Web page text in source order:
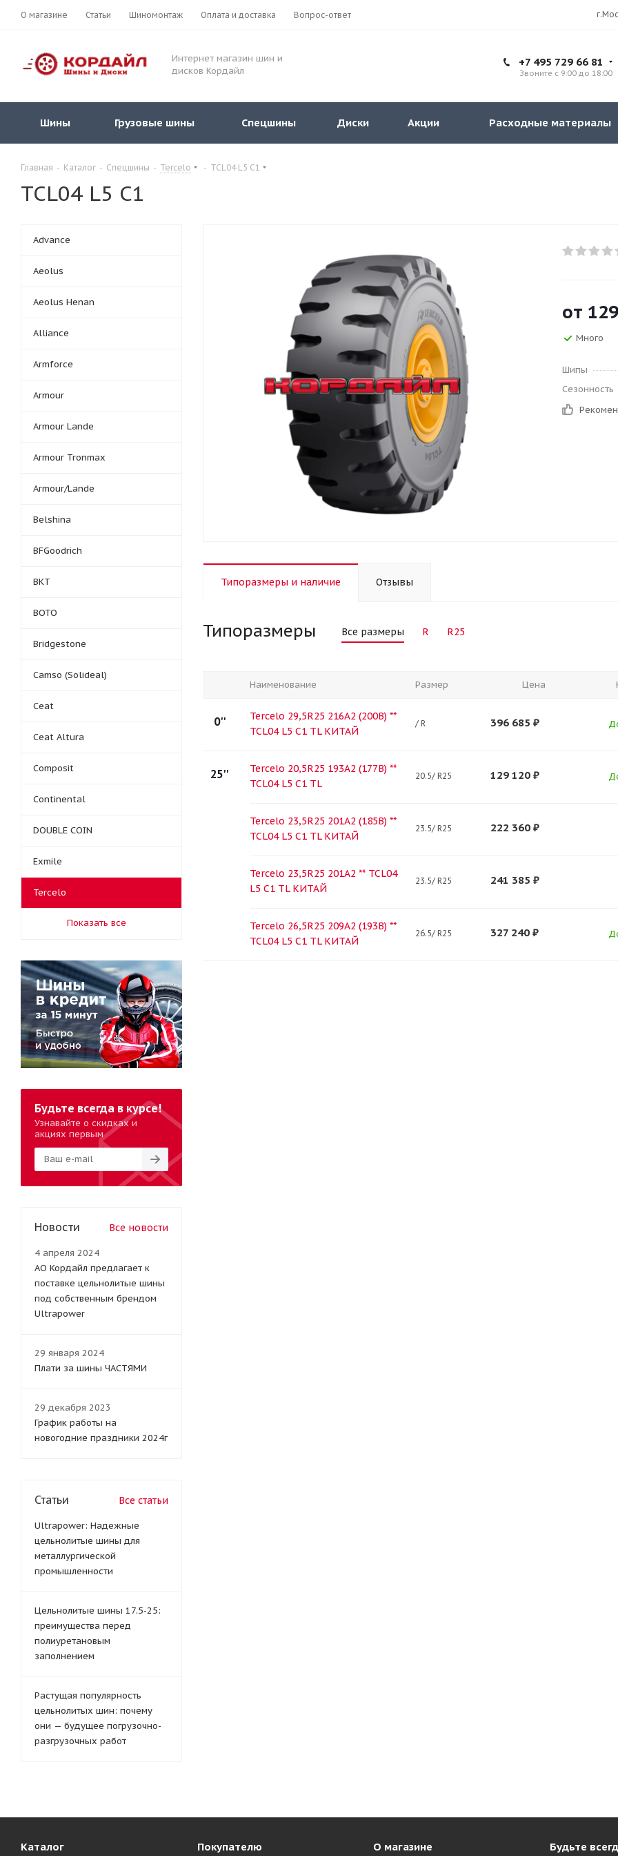
О магазине Статьи Шиномонтаж Оплата и доставка Вопрос-ответ
Интернет магазин шин и
дисков Кордайл
+7 495 729 66 81
Звоните с 9:00 до 18:00
Шины Грузовые шины Спецшины Диски Акции Расходные материалы
Главная - Каталог - Спецшины - Tercelo - TCL04 L5 С1
TCL04 L5 С1
от
Много
Шипы
Сезонность
Типоразмеры и наличие Отзывы
Типоразмеры Все размеры R R25
Наименование Размер Цена
0''
Tercelo 29,5R25 216A2 (200B) **
TCL04 L5 С1 TL КИТАЙ
/ R 396 685 ₽
25''
Tercelo 20,5R25 193A2 (177B) **
TCL04 L5 С1 TL
20.5/ R25 129 120 ₽
Tercelo 23,5R25 201A2 (185B) **
TCL04 L5 С1 TL КИТАЙ
23.5/ R25 222 360 ₽
Tercelo 23,5R25 201A2 ** TCL04
L5 С1 TL КИТАЙ
23.5/ R25 241 385 ₽
Tercelo 26,5R25 209A2 (193B) **
TCL04 L5 С1 TL КИТАЙ
26.5/ R25 327 240 ₽
Advance
Aeolus
Aeolus Henan
Alliance
Armforce
Armour
Armour Lande
Armour Tronmax
Armour/Lande
Belshina
BFGoodrich
BKT
BOTO
Bridgestone
Camso (Solideal)
Ceat
Ceat Altura
Composit
Continental
DOUBLE COIN
Exmile
Tercelo
Показать все
Будьте всегда в курсе!
Узнавайте о скидках и
акциях первым
Новости Все новости
4 апреля 2024
АО Кордайл предлагает к
поставке цельнолитые шины
под собственным брендом
Ultrapower
29 января 2024
Плати за шины ЧАСТЯМИ
29 декабря 2023
График работы на
новогодние праздники 2024г
Статьи Все статьи
Ultrapower: Надежные
цельнолитые шины для
металлургической
промышленности
Цельнолитые шины 17.5-25:
преимущества перед
полиуретановым
заполнением
Растущая популярность
цельнолитых шин: почему
они — будущее погрузочно-
разгрузочных работ
Каталог Покупателю О магазине Будьте